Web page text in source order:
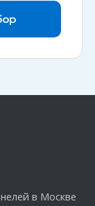
в Москве